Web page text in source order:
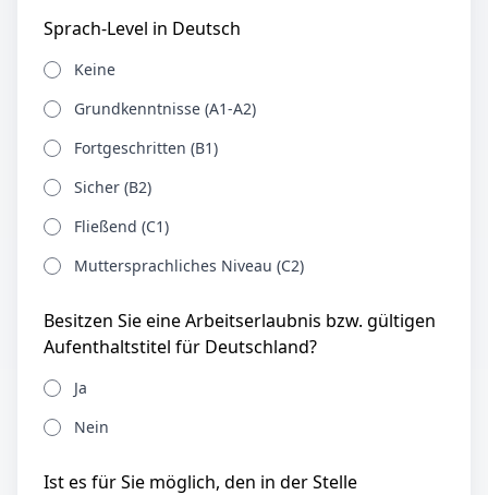
Sprach-Level in Deutsch
Keine
Grundkenntnisse (A1-A2)
Fortgeschritten (B1)
Sicher (B2)
Fließend (C1)
Muttersprachliches Niveau (C2)
Besitzen Sie eine Arbeitserlaubnis bzw. gültigen
Aufenthaltstitel für Deutschland?
Ja
Nein
Ist es für Sie möglich, den in der Stelle